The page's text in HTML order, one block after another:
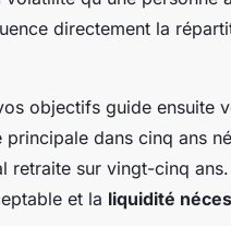
directement la
objectifs guide ensuite
dans cinq ans
retraite sur vingt-cinq
et la liquidité